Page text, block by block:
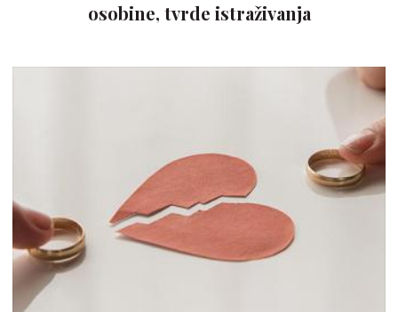
osobine, tvrde istraživanja